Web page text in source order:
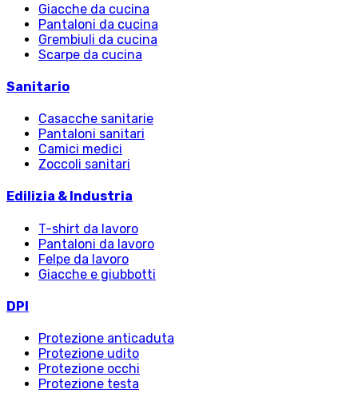
Giacche da cucina
Pantaloni da cucina
Grembiuli da cucina
Scarpe da cucina
Sanitario
Casacche sanitarie
Pantaloni sanitari
Camici medici
Zoccoli sanitari
Edilizia & Industria
T-shirt da lavoro
Pantaloni da lavoro
Felpe da lavoro
Giacche e giubbotti
DPI
Protezione anticaduta
Protezione udito
Protezione occhi
Protezione testa